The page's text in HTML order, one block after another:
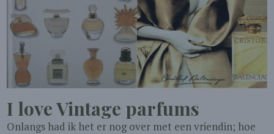
I love Vintage parfums
Onlangs had ik het er nog over met een vriendin; hoe